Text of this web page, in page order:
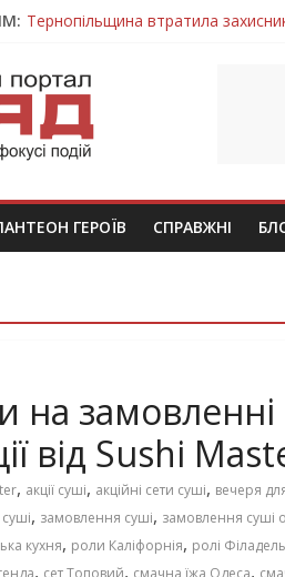
Тернопільщина втратила
На війні загинув молодий
Тернопільщина втратила
Тернопільщина втратила
ГЕРОЇВ СПРАВЖНІ
замовленні
від Sushi
, акції суші, акційні сети суші, вечеря
, замовлення суші, замовлення суші
кухня, роли Каліфорнія, ролі
, сет Топовий, смачна їжа Одеса,